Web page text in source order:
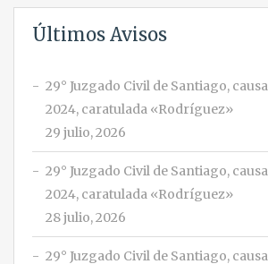
Últimos Avisos
29° Juzgado Civil de Santiago,
2024, caratulada «Rodríguez»
29 julio, 2026
29° Juzgado Civil de Santiago,
2024, caratulada «Rodríguez»
28 julio, 2026
29° Juzgado Civil de Santiago,